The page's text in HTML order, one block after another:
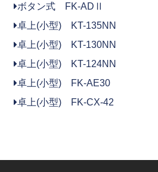
ボタン式 FK-ADⅡ
卓上(小型) KT-135NN
卓上(小型) KT-130NN
卓上(小型) KT-124NN
卓上(小型) FK-AE30
卓上(小型) FK-CX-42